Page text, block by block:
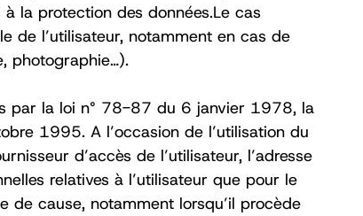
la protection des données.Le cas
de l’utilisateur, notamment en cas de
photographie…).
par la loi n° 78-87 du 6 janvier 1978, la
1995. A l’occasion de l’utilisation du
d’accès de l’utilisateur, l’adresse
relatives à l’utilisateur que pour le
de cause, notamment lorsqu’il procède